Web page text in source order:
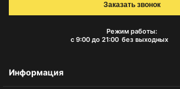
Режим работы:
с 9:00 до 21:00 без выходных
Заказать звонок
Информация